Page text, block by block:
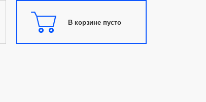
В корзине пусто